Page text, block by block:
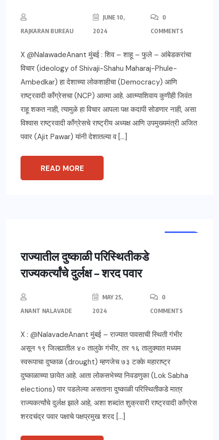
RAJKARAN BUREAU
JUNE 10,
2024
0
COMMENTS
X @NalawadeAnant मुंबई : शिव – शाहू – फुले – आंबेडकरांचा
विचार (ideology of Shivaji-Shahu Maharaj-Phule-
Ambedkar) हा देशाच्या लोकशाहीचा (Democracy) आणि
राष्ट्रवादी काँग्रेसचा (NCP) आत्मा आहे. आत्म्याशिवाय कुणीही जिवंत
राहू शकत नाही, त्यामुळे हा विचार आपला पक्ष कदापी सोडणार नाही, असा
विश्वास राष्ट्रवादी काँग्रेसचे राष्ट्रीय अध्यक्ष आणि उपमुख्यमंत्री अजित
पवार (Ajit Pawar) यांनी देशातल्या व […]
READ MORE
राज्यातील दुष्काळी परिस्थितीकडे
राज्यकर्त्यांचे दुर्लक्ष – शरद पवार
ANANT NALAVADE
MAY 25,
2024
0
COMMENTS
X : @NalavadeAnant मुंबई – राज्यात पावसाची स्थिती गंभीर
असून १९ जिल्ह्यातील ४० तालुके गंभीर, तर १६ तालुक्यात मध्यम
स्वरूपाचा दुष्काळ (drought) म्हणजेच ७३ टक्के महाराष्ट्र
दुष्काळाच्या छायेत आहे. आता लोकसभेच्या निवडणुका (Lok Sabha
elections) पार पडलेल्या असताना दुष्काळी परिस्थितीकडे मात्र
राज्यकर्त्यांचे दुर्लक्ष झाले आहे, अशा शब्दांत शुक्रवारी राष्ट्रवादी काँग्रेस
शरदचंद्र पवार पक्षाचे पक्षप्रमुख शरद […]